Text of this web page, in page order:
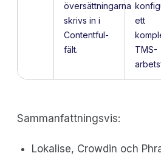
översättningarna
skrivs in i
Contentful-
fält.
ett
TMS-
Sammanfattningsvis:
Lokalise, Crowdin och